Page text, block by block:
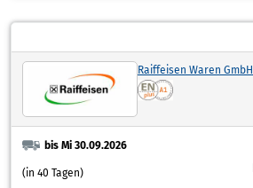
Raiffeisen Waren GmbH
bis Mi 30.09.2026
(in 40 Tagen)